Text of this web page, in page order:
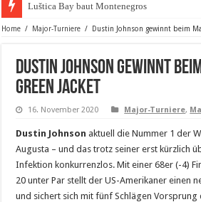
Luštica Bay baut Montenegros erste G
Home / Major-Turniere / Dustin Johnson gewinnt beim
Dustin Johnson gewinnt
Green Jacket
16. November 2020 Major-Turniere,
Dustin Johnson aktuell die Nummer 1 der
Augusta – und das trotz seiner erst kürzlich
Infektion konkurrenzlos. Mit einer 68er (-4)
20 unter Par stellt der US-Amerikaner einen
und sichert sich mit fünf Schlägen